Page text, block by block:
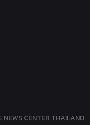
CENTER THAILAND